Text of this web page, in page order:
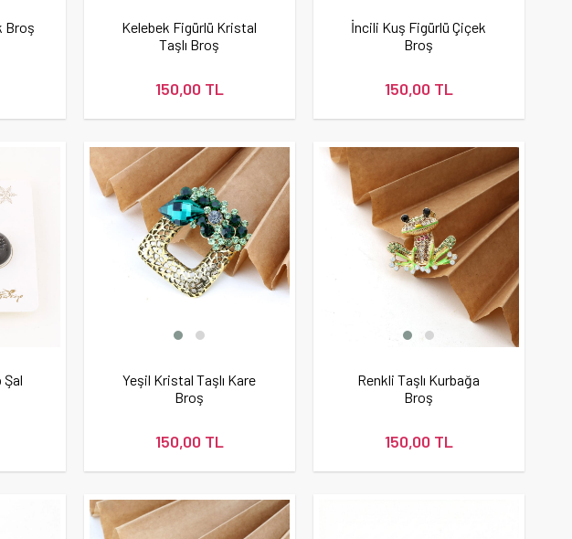
Broş
Kelebek Figürlü Kristal
Taşlı Broş
150,00 TL
İncili Kuş Figürlü Çiçek
Broş
150,00 TL
Şal
Yeşil Kristal Taşlı Kare
Broş
150,00 TL
Renkli Taşlı Kurbağa
Broş
150,00 TL